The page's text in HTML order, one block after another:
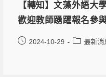
【轉知】文藻外語大
歡迎教師踴躍報名參與
2024-10-29 最新消